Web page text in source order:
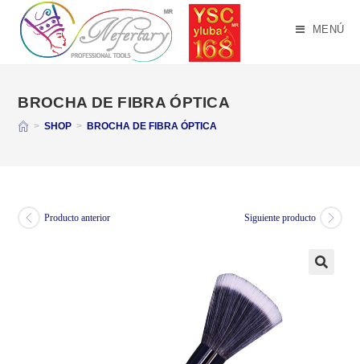
contenido
MENÚ
BROCHA DE FIBRA ÓPTICA
> SHOP > BROCHA DE FIBRA ÓPTICA
Producto anterior Siguiente producto